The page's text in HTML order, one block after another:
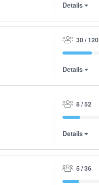
Details
30 / 120
Details
8 / 52
Details
5 / 36